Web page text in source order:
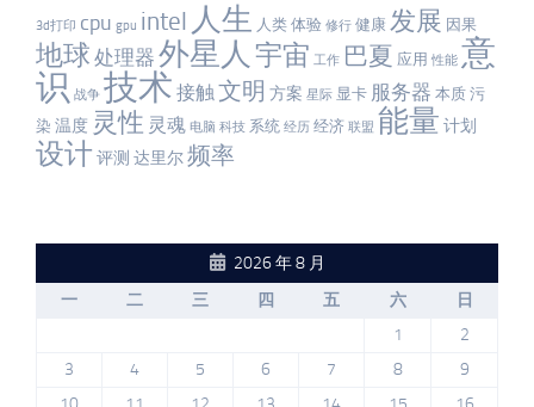
3d打印 cpu gpu intel 人生 人类 体验 修行 健康 发展 因果
地球 处理器 外星人 宇宙 工作 巴夏 应用 性能 意
识 战争 技术 接触文明 方案 星际 显卡 服务器 本质 污
染 温度 灵性 灵魂 电脑 科技 系统 经历 经济 联盟 能量 计划
设计评测 达里尔频率
2026 年 8 月
一
二 三 四 五 六
日
1
2
3
4 5 6 7 8
9